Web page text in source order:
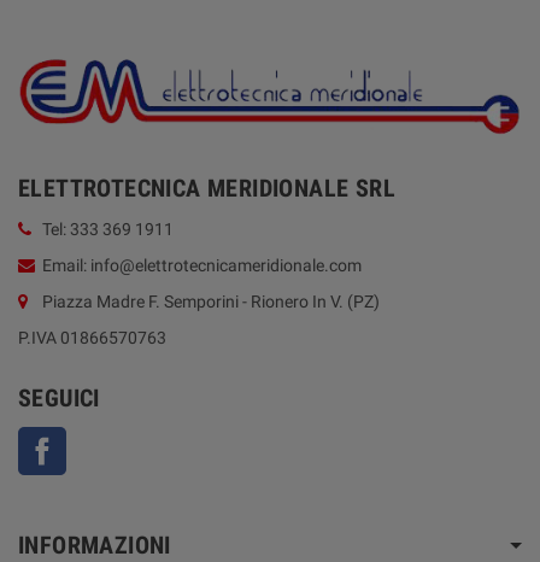
ELETTROTECNICA MERIDIONALE SRL
Tel: 333 369 1911
Email: info@elettrotecnicameridionale.com
Piazza Madre F. Semporini - Rionero In V. (PZ)
P.IVA 01866570763
SEGUICI
INFORMAZIONI